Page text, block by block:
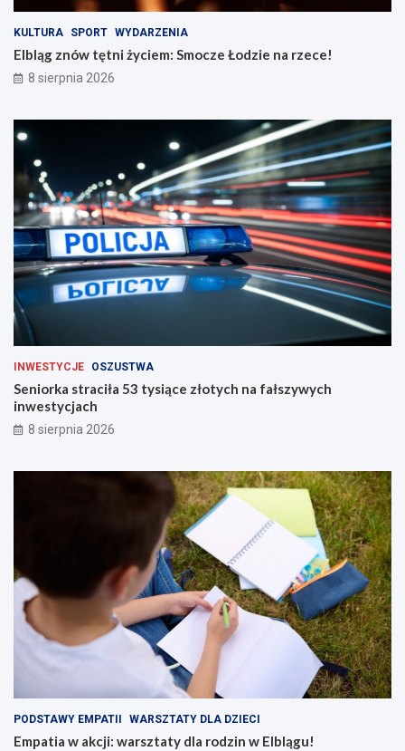
i
n
d
r
a
c
e
!
KULTURA SPORT WYDARZENIA
Elbląg znów tętni życiem: Smocze Łodzie na rzece!
8 sierpnia 2026
INWESTYCJE OSZUSTWA
Seniorka straciła 53 tysiące złotych na fałszywych
inwestycjach
8 sierpnia 2026
PODSTAWY EMPATII WARSZTATY DLA DZIECI
Empatia w akcji: warsztaty dla rodzin w Elblągu!